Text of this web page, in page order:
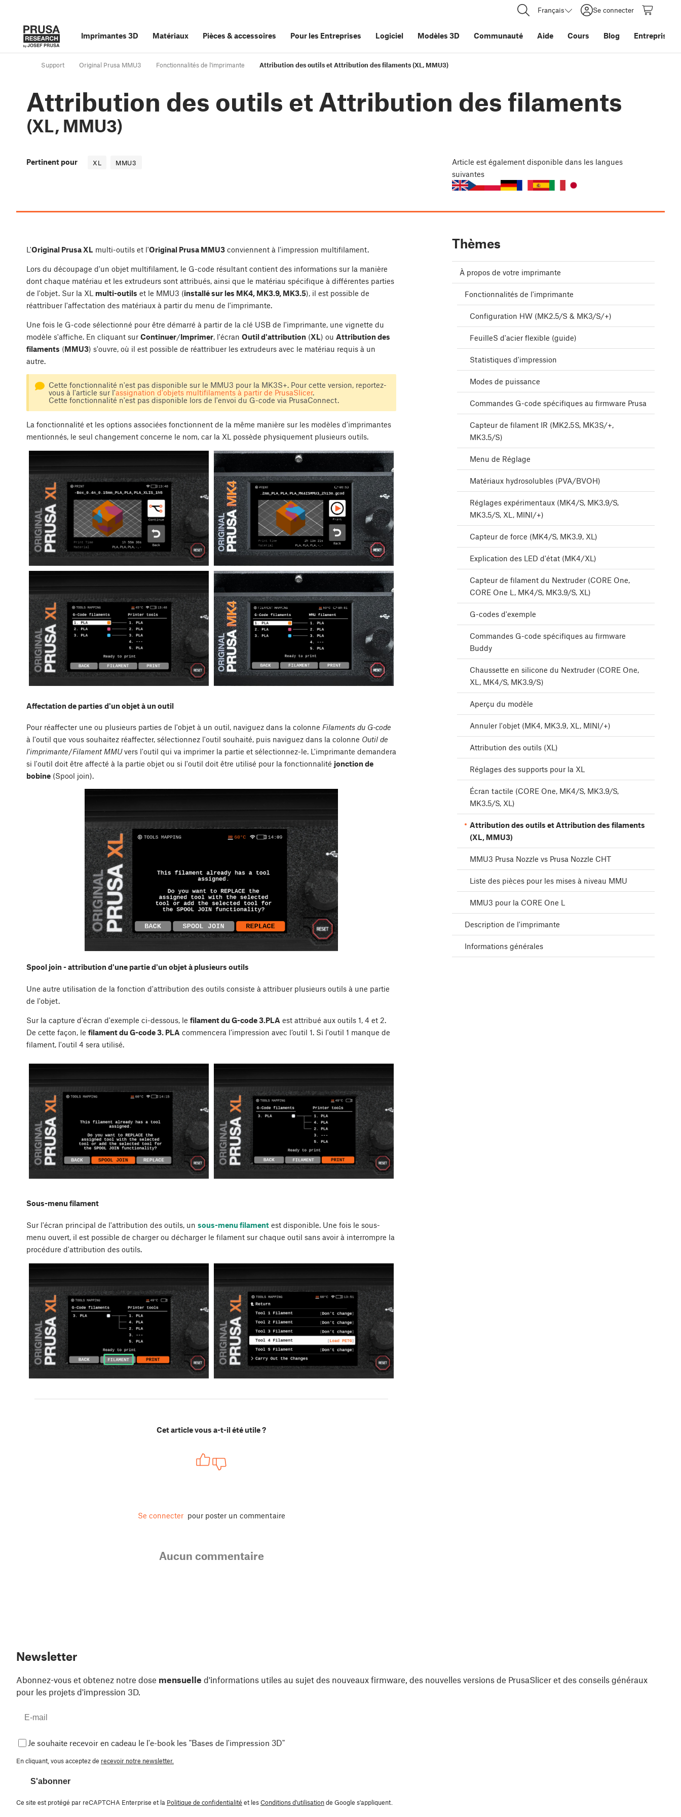
Français Se connecter
Imprimantes 3D Matériaux Pièces &accessoires Pour les Entreprises Logiciel Modèles 3D Communauté Aide Cours Blog Entreprise
Support Original Prusa MMU3 Fonctionnalités de l'imprimante Attribution des outils et Attribution des filaments (XL, MMU3)
Attribution des outils et Attribution des filaments
(XL, MMU3)
Pertinent pour XL MMU3 Article est également disponible dans les langues
suivantes
L'Original Prusa XL multi-outils et l'Original Prusa MMU3 conviennent à l'impression multifilament.
Lors du découpage d'un objet multifilament, le G-code résultant contient des informations sur la manière
dont chaque matériau et les extrudeurs sont attribués, ainsi que le matériau spécifique à différentes parties
de l'objet. Sur la XL multi-outils et le MMU3 (installé sur les MK4, MK3.9, MK3.5), il est possible de
réattribuer l'affectation des matériaux à partir du menu de l'imprimante.
Une fois le G-code sélectionné pour être démarré à partir de la clé USB de l'imprimante, une vignette du
modèle s'affiche. En cliquant sur Continuer/Imprimer, l'écran Outil d'attribution (XL) ou Attribution des
filaments (MMU3) s'ouvre, où il est possible de réattribuer les extrudeurs avec le matériau requis à un
autre.
Cette fonctionnalité n'est pas disponible sur le MMU3 pour la MK3S+. Pour cette version, reportez-
vous à l'article sur l'assignation d'objets multifilaments à partir de PrusaSlicer.
Cette fonctionnalité n'est pas disponible lors de l'envoi du G-code via PrusaConnect.
La fonctionnalité et les options associées fonctionnent de la même manière sur les modèles d'imprimantes
mentionnés, le seul changement concerne le nom, car la XL possède physiquement plusieurs outils.
Affectation de parties d'un objet à un outil
Pour réaffecter une ou plusieurs parties de l'objet à un outil, naviguez dans la colonne Filaments du G-code
à l'outil que vous souhaitez réaffecter, sélectionnez l'outil souhaité, puis naviguez dans la colonne Outil de
l'imprimante/Filament MMUvers l'outil qui va imprimer la partie et sélectionnez-le. L'imprimante demandera
si l'outil doit être affecté à la partie objet ou si l'outil doit être utilisé pour la fonctionnalité jonction de
bobine (Spool join).
Spool join - attribution d'une partie d'un objet à plusieurs outils
Une autre utilisation de la fonction d'attribution des outils consiste à attribuer plusieurs outils à une partie
de l'objet.
Sur la capture d'écran d'exemple ci-dessous, le filament du G-code 3.PLA est attribué aux outils 1, 4 et 2.
De cette façon, le filament du G-code 3. PLA commencera l’impression avec l’outil 1. Si l'outil 1 manque de
filament, l'outil 4 sera utilisé.
Sous-menu filament
Sur l'écran principal de l'attribution des outils, un sous-menu filament est disponible. Une fois le sous-
menu ouvert, il est possible de charger ou décharger le filament sur chaque outil sans avoir à interrompre la
procédure d'attribution des outils.
Cet article vous a-t-il été utile ?
Se connecter pour poster un commentaire
Aucun commentaire
Thèmes
À propos de votre imprimante
Fonctionnalités de l'imprimante
Configuration HW (MK2.5/S & MK3/S/+)
FeuilleS d'acier flexible (guide)
Statistiques d'impression
Modes de puissance
Commandes G-code spécifiques au firmware Prusa
Capteur de filament IR (MK2.5S, MK3S/+,
MK3.5/S)
Menu de Réglage
Matériaux hydrosolubles (PVA/BVOH)
Réglages expérimentaux (MK4/S, MK3.9/S,
MK3.5/S, XL, MINI/+)
Capteur de force (MK4/S, MK3.9, XL)
Explication des LED d'état (MK4/XL)
Capteur de filament du Nextruder (CORE One,
CORE One L, MK4/S, MK3.9/S, XL)
G-codes d'exemple
Commandes G-code spécifiques au firmware
Buddy
Chaussette en silicone du Nextruder (CORE One,
XL, MK4/S, MK3.9/S)
Aperçu du modèle
Annuler l'objet (MK4, MK3.9, XL, MINI/+)
Attribution des outils (XL)
Réglages des supports pour la XL
Écran tactile (CORE One, MK4/S, MK3.9/S,
MK3.5/S, XL)
Attribution des outils et Attribution des filaments
(XL, MMU3)
MMU3 Prusa Nozzle vs Prusa Nozzle CHT
Liste des pièces pour les mises à niveau MMU
MMU3 pour la CORE One L
Description de l'imprimante
Informations générales
Newsletter
Abonnez-vous et obtenez notre dose mensuelle d'informations utiles au sujet des nouveaux firmware, des nouvelles versions de PrusaSlicer et des conseils généraux
pour les projets d'impression 3D.
Je souhaite recevoir en cadeau le l'e-book les "Bases de l'impression 3D"
En cliquant, vous acceptez de recevoir notre newsletter.
S'abonner
Ce site est protégé par reCAPTCHA Enterprise et la Politique de confidentialité et lesConditions d'utilisationde Google s'appliquent.